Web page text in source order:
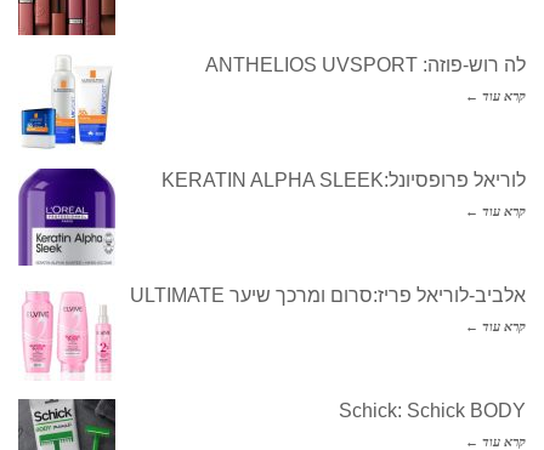
לה רוש-פוזה: ANTHELIOS UVSPORT
קרא עוד ←
לוריאל פרופסיונל:KERATIN ALPHA SLEEK
קרא עוד ←
אלביב-לוריאל פריז:סרום ומרכך שיער ULTIMATE
קרא עוד ←
Schick: Schick BODY
קרא עוד ←